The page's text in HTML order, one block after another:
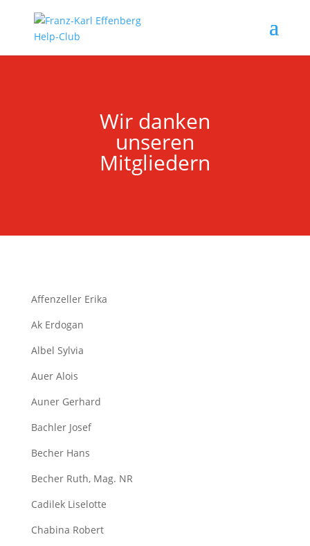
Wir danken
unseren
Mitgliedern
Affenzeller Erika
Ak Erdogan
Albel Sylvia
Auer Alois
Auner Gerhard
Bachler Josef
Becher Hans
Becher Ruth, Mag. NR
Cadilek Liselotte
Chabina Robert